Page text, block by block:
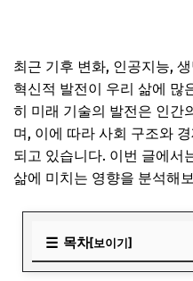
최근 기후 변화, 인공지능,
혁신적 발전이 우리 삶에 많
히 미래 기술의 발전은 인간
며, 이에 따라 사회 구조와
되고 있습니다. 이번 글에서
삶에 미치는 영향을 분석해
목차[보이기]